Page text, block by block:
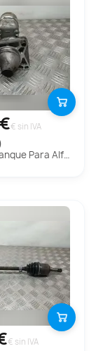
€ sin IVA
Para Alfa Romeo Mito
€ sin IVA